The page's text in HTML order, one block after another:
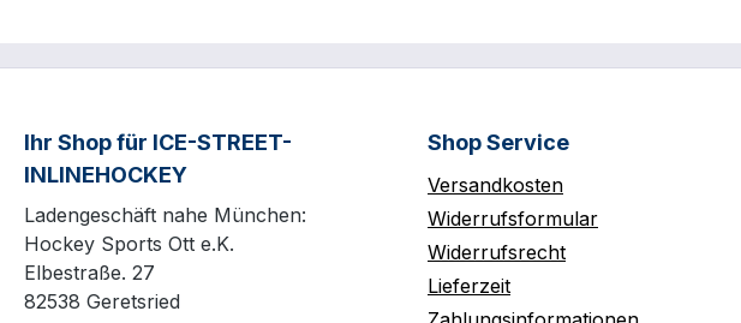
Ihr Shop für ICE-STREET-
INLINEHOCKEY
Ladengeschäft nahe München:
Hockey Sports Ott e.K.
Elbestraße. 27
82538 Geretsried
Shop Service
Versandkosten
Widerrufsformular
Widerrufsrecht
Lieferzeit